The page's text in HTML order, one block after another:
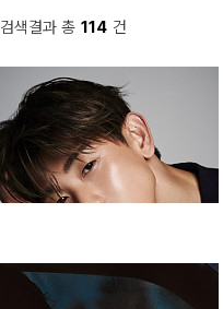
검색결과 총 114 건